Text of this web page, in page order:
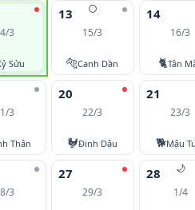
3
Sửu
🌕
13
15/3
🐅Canh Dần
14
16/3
🐈Tân
3
Thân
20
22/3
🐓Đinh Dậu
21
23/3
🐕Mậu
3
27
29/3
🌙
28
1/4